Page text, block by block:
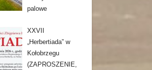
palowe
XXVII
„Herbertiada” w
Kołobrzegu
(ZAPROSZENIE,